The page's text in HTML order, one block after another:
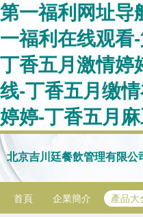
第一福利网址导
一福利在线观看
丁香五月激情婷
线-丁香五月缴
婷婷-丁香五月
北京吉川廷餐飲管理有限公
首頁 企業簡介 產品大